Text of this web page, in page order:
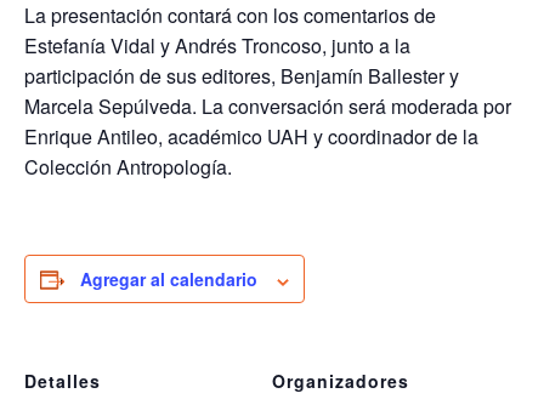
La presentación contará con los comentarios de
Estefanía Vidal y Andrés Troncoso, junto a la
participación de sus editores, Benjamín Ballester y
Marcela Sepúlveda. La conversación será moderada por
Enrique Antileo, académico UAH y coordinador de la
Colección Antropología.
Agregar al calendario
Detalles
Organizadores